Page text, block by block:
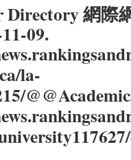
Directory 網際
09.
la-